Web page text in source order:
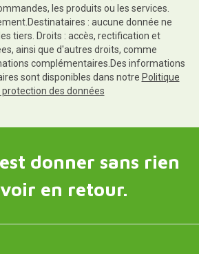
les produits ou les services.
: aucune donnée ne
tiers. Droits : accès, rectification et
ainsi que d'autres droits, comme
complémentaires.Des informations
sont disponibles dans notre Politique
des données
donner sans rien
en retour.